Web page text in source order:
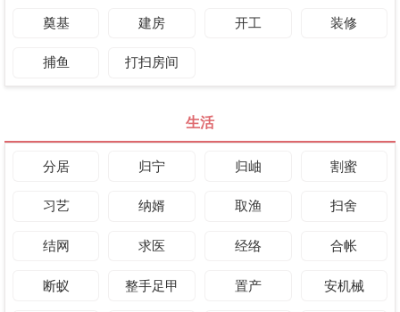
奠基 建房 开工 装修
捕鱼 打扫房间
生活
分居 归宁 归岫 割蜜
习艺 纳婿 取渔 扫舍
结网 求医 经络 合帐
断蚁 整手足甲 置产 安机械